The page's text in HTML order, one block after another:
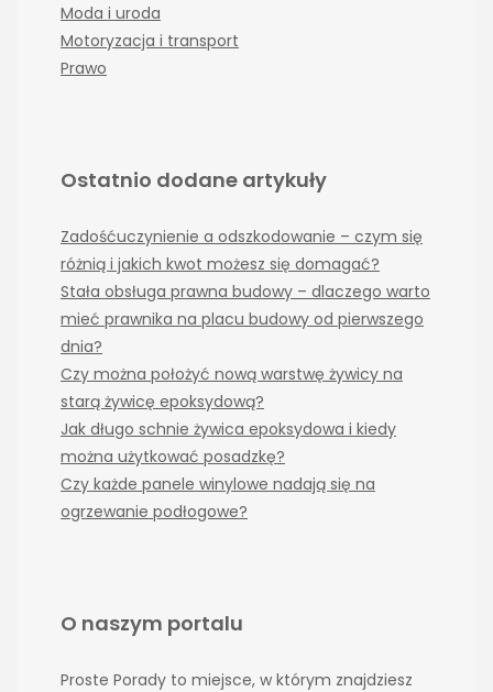
Moda i uroda
Motoryzacja i transport
Prawo
Ostatnio dodane artykuły
Zadośćuczynienie a odszkodowanie – czym się
różnią i jakich kwot możesz się domagać?
Stała obsługa prawna budowy – dlaczego warto
mieć prawnika na placu budowy od pierwszego
dnia?
Czy można położyć nową warstwę żywicy na
starą żywicę epoksydową?
Jak długo schnie żywica epoksydowa i kiedy
można użytkować posadzkę?
Czy każde panele winylowe nadają się na
ogrzewanie podłogowe?
O naszym portalu
Proste Porady to miejsce, w którym znajdziesz